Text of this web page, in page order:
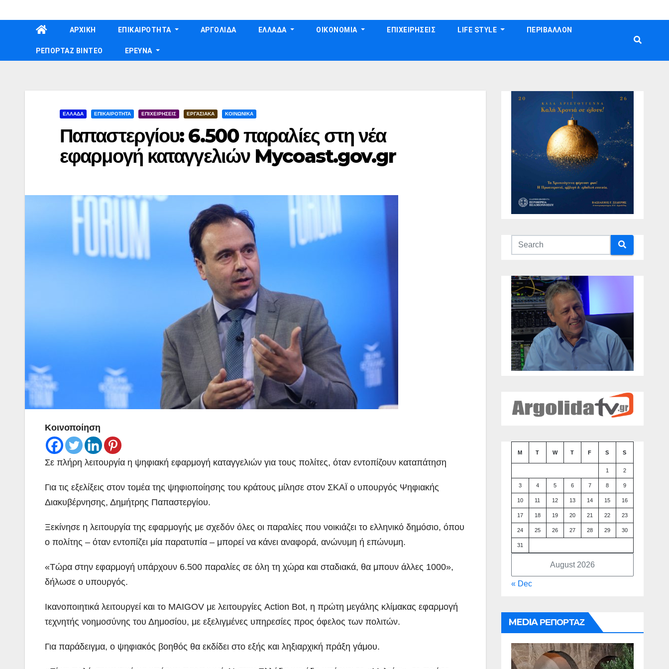
to
ΑΡΧΙΚΗ ΕΠΙΚΑΙΡΟΤΗΤΑ ΑΡΓΟΛΙΔΑ ΕΛΛΑΔΑ ΟΙΚΟΝΟΜΙΑ ΕΠΙΧΕΙΡΗΣΕΙΣ LIFE STYLE ΠΕΡΙΒΑΛΛΟΝ
ΡΕΠΟΡΤΑΖ ΒΙΝΤΕΟ ΕΡΕΥΝΑ
ΕΛΛΑΔΑ ΕΠΙΚΑΙΡΟΤΗΤΑ ΕΠΙΧΕΙΡΗΣΕΙΣ ΕΡΓΑΣΙΑΚΑ ΚΟΙΝΩΝΙΚΑ
Παπαστεργίου: 6.500 παραλίες στη νέα
εφαρμογή καταγγελιών Mycoast.gov.gr
Κοινοποίηση
Σε πλήρη λειτουργία η ψηφιακή εφαρμογή καταγγελιών για τους πολίτες, όταν εντοπίζουν καταπάτηση
Για τις εξελίξεις στον τομέα της ψηφιοποίησης του κράτους μίλησε στον ΣΚΑΪ ο υπουργός Ψηφιακής
Διακυβέρνησης, Δημήτρης Παπαστεργίου.
Ξεκίνησε η λειτουργία της εφαρμογής με σχεδόν όλες οι παραλίες που νοικιάζει το ελληνικό δημόσιο, όπου
ο πολίτης – όταν εντοπίζει μία παρατυπία – μπορεί να κάνει αναφορά, ανώνυμη ή επώνυμη.
«Τώρα στην εφαρμογή υπάρχουν 6.500 παραλίες σε όλη τη χώρα και σταδιακά, θα μπουν άλλες 1000»,
δήλωσε ο υπουργός.
Ικανοποιητικά λειτουργεί και το MAIGOV με λειτουργίες Action Bot, η πρώτη μεγάλης κλίμακας εφαρμογή
τεχνητής νοημοσύνης του Δημοσίου, με εξελιγμένες υπηρεσίες προς όφελος των πολιτών.
Για παράδειγμα, ο ψηφιακός βοηθός θα εκδίδει στο εξής και ληξιαρχική πράξη γάμου.
August 2026
M T W T F S S
1 2
3 4 5 6 7 8 9
10 11 12 13 14 15 16
17 18 19 20 21 22 23
24 25 26 27 28 29 30
31
« Dec
MEDIA ΡΕΠΟΡΤΑΖ